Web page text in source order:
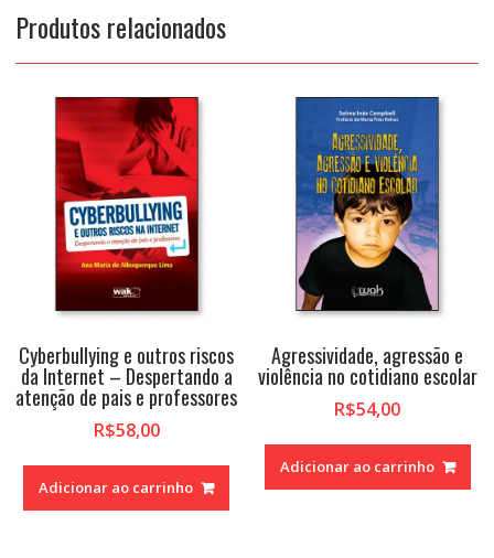
Produtos relacionados
Cyberbullying e outros riscos
da Internet – Despertando a
atenção de pais e professores
R$58,00
Adicionar ao carrinho
Agressividade, agressão e
violência no cotidiano escolar
R$54,00
Adicionar ao carrinho